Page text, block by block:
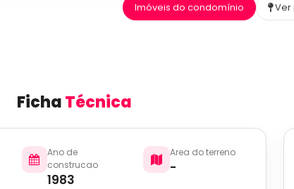
Imóveis do condomínio Ver
FichaTécnica
Ano de
construcao
1983
Area do terreno
-